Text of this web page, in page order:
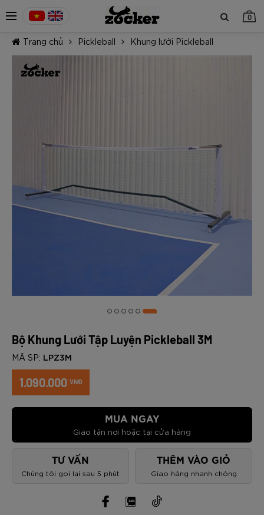
0
Trang chủ Pickleball Khung lưới Pickleball
Bộ Khung Lưới Tập Luyện Pickleball 3M
MÃ SP: LPZ3M
1.090.000 VNĐ
MUA NGAY
Giao tận nơi hoặc tại cửa hàng
TƯ VẤN
Chúng tôi gọi lại sau 5 phút
THÊM VÀO GIỎ
Giao hàng nhanh chóng